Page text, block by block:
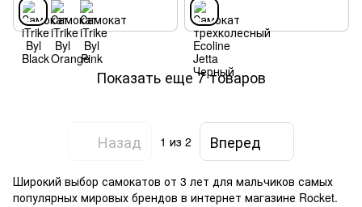
Показать еще 7 товаров
Назад 1 из 2 Вперед
Широкий выбор самокатов от 3 лет для мальчиков самых
популярных мировых брендов в интернет магазине Rocket.